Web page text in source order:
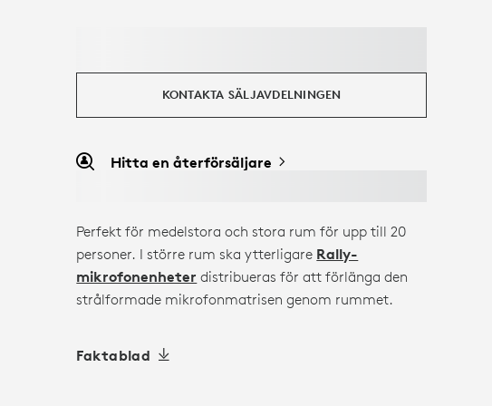
KONTAKTA SÄLJAVDELNINGEN
Hitta en återförsäljare
Perfekt för medelstora och stora rum för upp till 20
personer. I större rum ska ytterligare Rally-
mikrofonenheter distribueras för att förlänga den
strålformade mikrofonmatrisen genom rummet.
Faktablad